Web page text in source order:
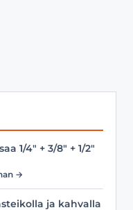
1/4" + 3/8" + 1/2"
→
ja kahvalla